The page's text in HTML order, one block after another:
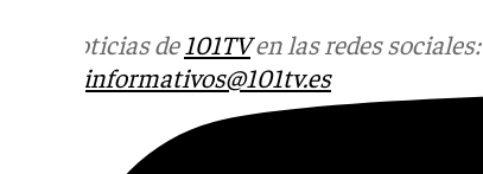
Más noticias de 101TVen las redes sociales:
informativos@101tv.es